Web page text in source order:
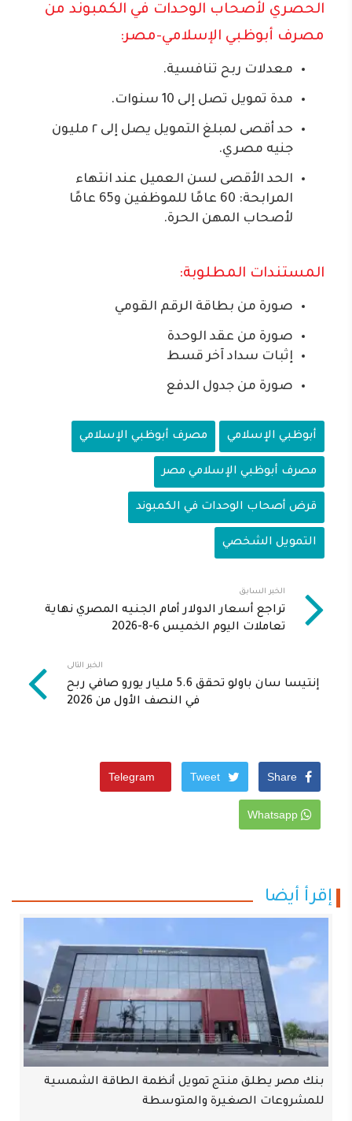
الحصري لأصحاب الوحدات في الكمبوند من
مصرف أبوظبي الإسلامي-مصر:
معدلات ربح تنافسية.
مدة تمويل تصل إلى 10 سنوات.
حد أقصى لمبلغ التمويل يصل إلى ٢ مليون
جنيه مصري.
الحد الأقصى لسن العميل عند انتهاء
المرابحة: 60 عامًا للموظفين و65 عامًا
لأصحاب المهن الحرة.
المستندات المطلوبة:
صورة من بطاقة الرقم القومي
صورة من عقد الوحدة
إثبات سداد آخر قسط
صورة من جدول الدفع
أبوظبي الإسلامي مصرف أبوظبي الإسلامي
مصرف أبوظبي الإسلامي مصر
قرض أصحاب الوحدات في الكمبوند
التمويل الشخصي
الخبر السابق
تراجع أسعار الدولار أمام الجنيه المصري نهاية
تعاملات اليوم الخميس 6-8-2026
الخبر التالى
إنتيسا سان باولو تحقق 5.6 مليار يورو صافي ربح
في النصف الأول من 2026
إقرأ أيضا
بنك مصر يطلق منتج تمويل أنظمة الطاقة الشمسية
للمشروعات الصغيرة والمتوسطة